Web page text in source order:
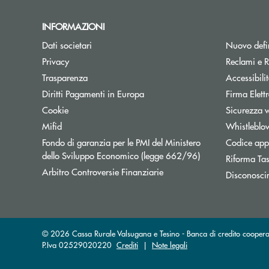
INFORMAZIONI
Dati societari
Privacy
Trasparenza
Diritti Pagamenti in EuropaApre una nuova finestra
Cookie
Mifid
Fondo di garanzia per le PMI del Ministero
dello Sviluppo Economico (legge 662/96)Apre una nuova
Arbitro Controversie FinanziarieApre una nuova finestra
Nuovo
Reclami e
Firma
Sicurezza
Codice
Riforma
© 2026 Cassa Rurale Valsugana e Tesino - Banca di credito
P.Iva 02529020220 Crediti | Note legali